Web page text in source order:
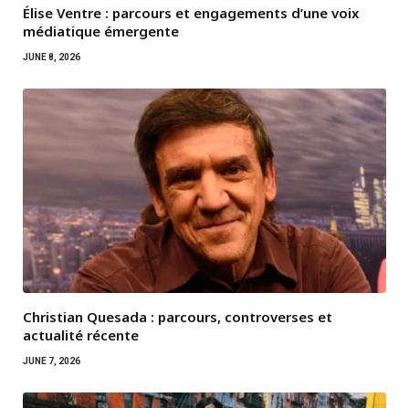
Élise Ventre : parcours et engagements d’une voix
médiatique émergente
JUNE 8, 2026
Christian Quesada : parcours, controverses et
actualité récente
JUNE 7, 2026